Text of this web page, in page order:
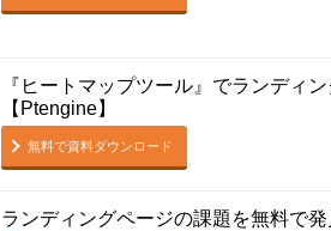
『ヒートマップツール』でランディ
【Ptengine】
無料で資料ダウンロード
ランディングページの課題を無料で発